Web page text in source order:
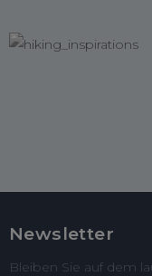
Newsletter
Bleiben Sie auf dem